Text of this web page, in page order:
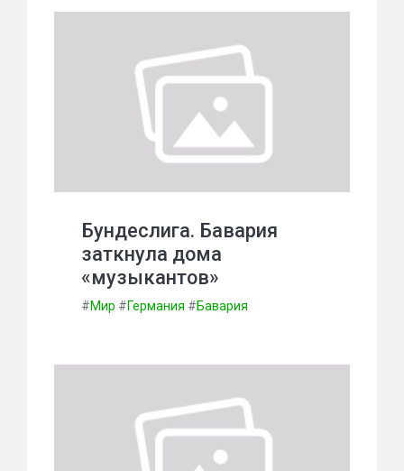
Бундеслига. Бавария
заткнула дома
«музыкантов»
#Мир #Германия #Бавария